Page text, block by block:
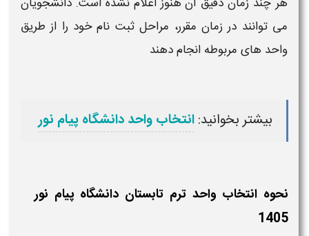
می توانند در زمان مقرر، مراحل ثبت نام خود را از طریق
واحد های مربوطه انجام دهند
بیشتر بخوانید:انتخاب واحد دانشگاه پیام نور
نحوه انتخاب واحد ترم تابستان دانشگاه پیام نور
1405